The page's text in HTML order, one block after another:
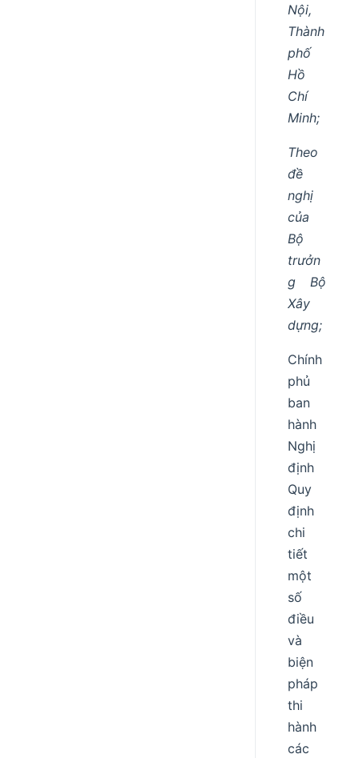
Nội,
Thành
phố
Hồ
Chí
Minh;
Theo
đề
nghị
của
Bộ
trưởn
g Bộ
Xây
dựng;
Chính
phủ
ban
hành
Nghị
định
Quy
định
chi
tiết
một
số
điều
và
biện
pháp
thi
hành
các